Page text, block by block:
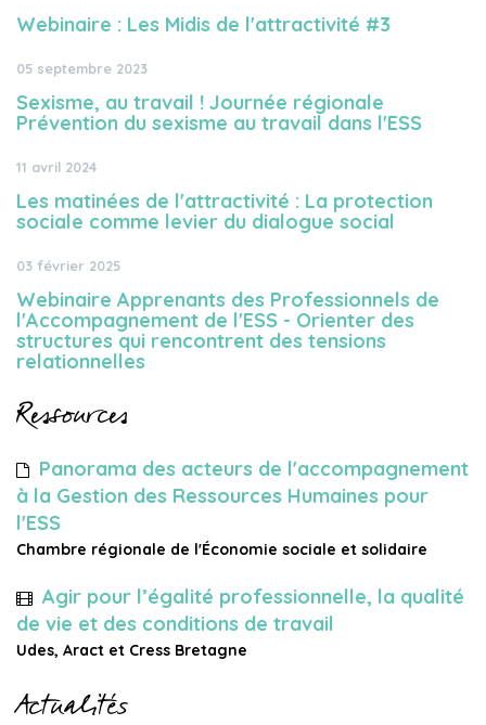
Webinaire : Les Midis de l'attractivité #3
05 septembre 2023
Sexisme, au travail ! Journée régionale
Prévention du sexisme au travail dans l'ESS
11 avril 2024
Les matinées de l'attractivité : La protection
sociale comme levier du dialogue social
03 février 2025
Webinaire Apprenants des Professionnels de
l'Accompagnement de l'ESS - Orienter des
structures qui rencontrent des tensions
relationnelles
Ressources
Panorama des acteurs de l'accompagnement
à la Gestion des Ressources Humaines pour
l'ESS
Chambre régionale de l'Économie sociale et solidaire
Agir pour l’égalité professionnelle, la qualité
de vie et des conditions de travail
Udes, Aract et Cress Bretagne
Actualités